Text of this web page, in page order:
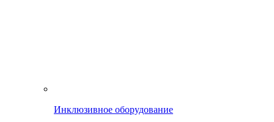
Инклюзивное оборудование